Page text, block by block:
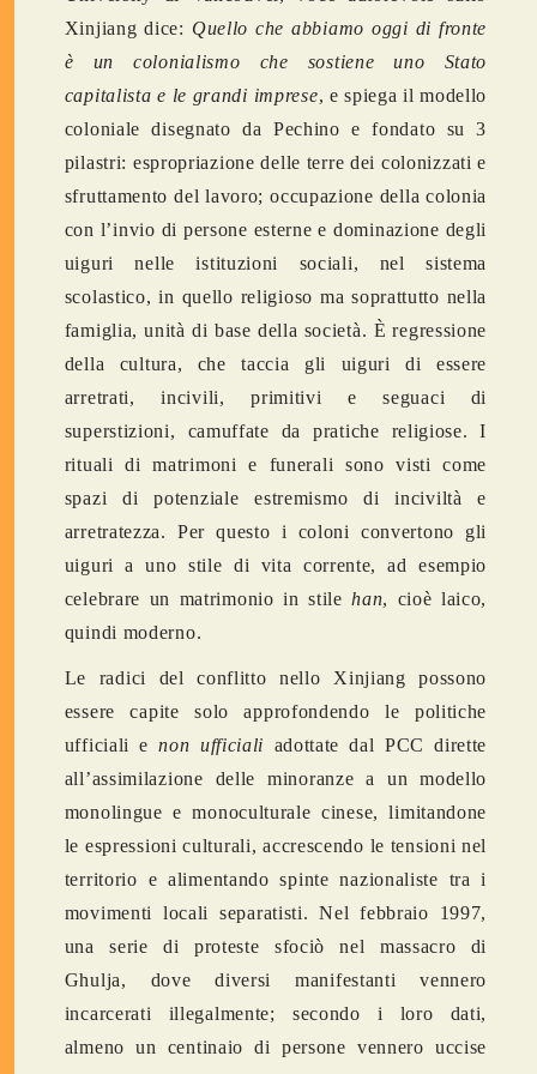
Xinjiang dice: Quello che abbiamo oggi di fronte
è un colonialismo che sostiene uno Stato
capitalista e le grandi imprese, e spiega il modello
coloniale disegnato da Pechino e fondato su 3
pilastri: espropriazione delle terre dei colonizzati e
sfruttamento del lavoro; occupazione della colonia
con l’invio di persone esterne e dominazione degli
uiguri nelle istituzioni sociali, nel sistema
scolastico, in quello religioso ma soprattutto nella
famiglia, unità di base della società. È regressione
della cultura, che taccia gli uiguri di essere
arretrati, incivili, primitivi e seguaci di
superstizioni, camuffate da pratiche religiose. I
rituali di matrimoni e funerali sono visti come
spazi di potenziale estremismo di inciviltà e
arretratezza. Per questo i coloni convertono gli
uiguri a uno stile di vita corrente, ad esempio
celebrare un matrimonio in stilehan, cioè laico,
quindi moderno.
Le radici del conflitto nello Xinjiang possono
essere capite solo approfondendo le politiche
ufficiali enon ufficiali adottate dal PCC dirette
all’assimilazione delle minoranze a un modello
monolingue e monoculturale cinese, limitandone
le espressioni culturali, accrescendo le tensioni nel
territorio e alimentando spinte nazionaliste tra i
movimenti locali separatisti. Nel febbraio 1997,
una serie di proteste sfociò nel massacro di
Ghulja, dove diversi manifestanti vennero
incarcerati illegalmente; secondo i loro dati,
almeno un centinaio di persone vennero uccise